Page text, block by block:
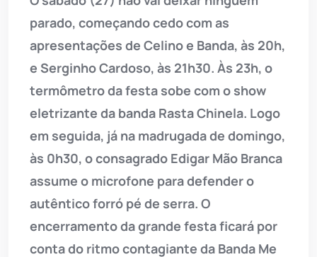
parado, começando cedo com as
apresentações de Celino e Banda, às 20h,
e Serginho Cardoso, às 21h30. Às 23h, o
termômetro da festa sobe com o show
eletrizante da banda Rasta Chinela. Logo
em seguida, já na madrugada de domingo,
às 0h30, o consagrado Edigar Mão Branca
assume o microfone para defender o
autêntico forró pé de serra. O
encerramento da grande festa ficará por
conta do ritmo contagiante da Banda Me